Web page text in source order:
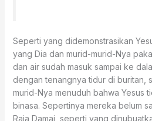
Seperti yang didemonstrasikan
yang Dia dan murid-murid-Nya
dan air sudah masuk sampai ke
dengan tenangnya tidur di buritan,
murid-Nya menuduh bahwa Yesus
binasa. Sepertinya mereka belum
Raja Damai, seperti yang